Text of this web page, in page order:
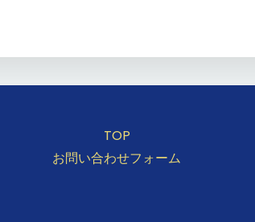
TOP
お問い合わせフォーム